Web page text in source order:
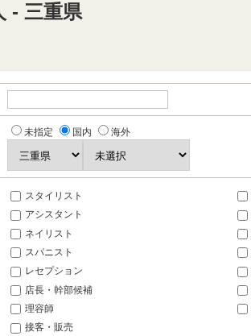
- 三重県
未指定 国内 海外
スタイリスト
アシスタント
ネイリスト
スパニスト
レセプション
店長・幹部候補
理容師
接客・販売